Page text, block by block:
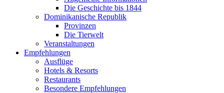
Die Geschichte bis 1844
Dominikanische Republik
Provinzen
Die Tierwelt
Veranstaltungen
Empfehlungen
Ausflüge
Hotels & Resorts
Restaurants
Besondere Empfehlungen